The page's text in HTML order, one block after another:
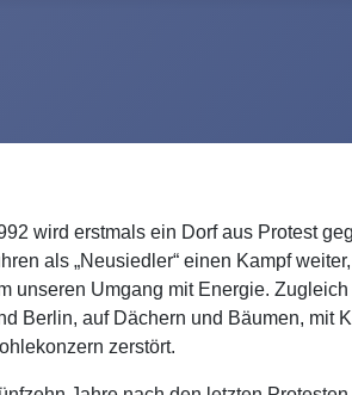
wird erstmals ein Dorf aus Protest
als „Neusiedler“ einen Kampf
unseren Umgang mit Energie.
Berlin, auf Dächern und Bäumen, mit
zerstört.